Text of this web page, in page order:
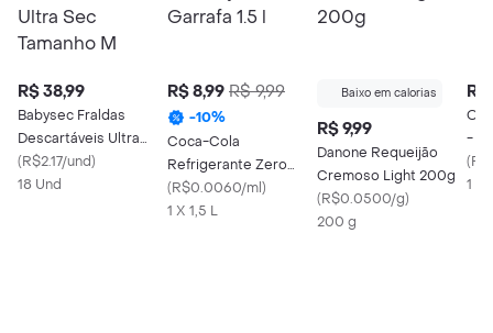
R$ 38,99
Babysec Fraldas
Descartáveis Ultra
Sec Tamanho M
(R$2.17/und)
18 Und
R$ 8,99 R$ 9,99
-10%
Coca-Cola
Refrigerante Zero
Açúcar Garrafa 1.5 l
(R$0.0060/ml)
1 X 1,5 L
Baixo em calorias
R$ 9,99
Danone Requeijão
Cremoso Light 200g
(R$0.0500/g)
200 g
R$
-
(
1 x